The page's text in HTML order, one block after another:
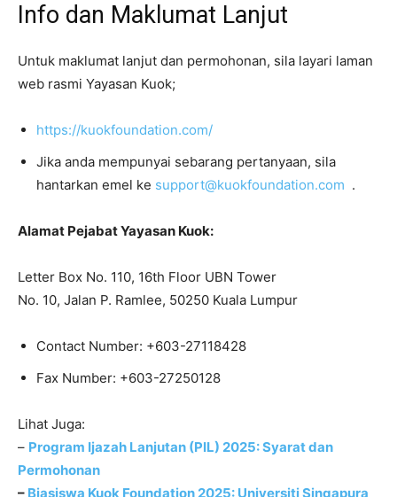
Info dan Maklumat Lanjut
Untuk maklumat lanjut dan permohonan, sila layari laman
web rasmi Yayasan Kuok;
https://kuokfoundation.com/
Jika anda mempunyai sebarang pertanyaan, sila
hantarkan emel ke support@kuokfoundation.com .
Alamat Pejabat Yayasan Kuok:
Letter Box No. 110, 16th Floor UBN Tower
No. 10, Jalan P. Ramlee, 50250 Kuala Lumpur
Contact Number: +603-27118428
Fax Number: +603-27250128
Lihat Juga:
– Program Ijazah Lanjutan (PIL) 2025: Syarat dan
Permohonan
– Biasiswa Kuok Foundation 2025: Universiti Singapura